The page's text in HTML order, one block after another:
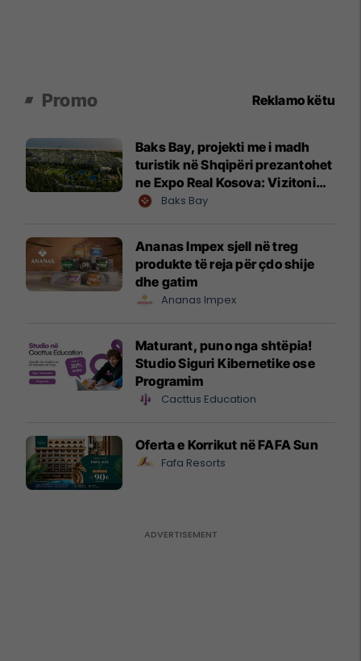
Promo Reklamo këtu
Baks Bay, projekti me i madh
turistik në Shqipëri prezantohet
ne Expo Real Kosova: Vizitoni
shtandin dhe zbuloni
Baks Bay
Ananas Impex sjell në treg
produkte të reja për çdo shije
dhe gatim
Ananas Impex
Maturant, puno nga shtëpia!
Studio Siguri Kibernetike ose
Programim
Cacttus Education
Oferta e Korrikut në FAFA Sun
Fafa Resorts